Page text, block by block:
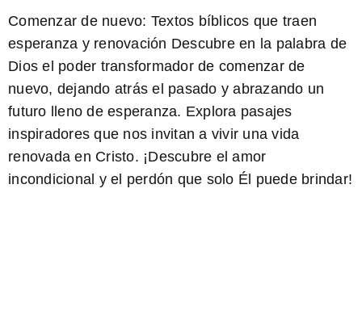
Comenzar de nuevo: Textos bíblicos que traen
esperanza y renovación Descubre en la palabra de
Dios el poder transformador de comenzar de
nuevo, dejando atrás el pasado y abrazando un
futuro lleno de esperanza. Explora pasajes
inspiradores que nos invitan a vivir una vida
renovada en Cristo. ¡Descubre el amor
incondicional y el perdón que solo Él puede brindar!